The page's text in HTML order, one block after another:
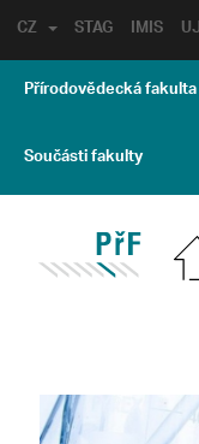
STAG IMIS
CZ
Přírodovědecká fakulta
Součásti fakulty